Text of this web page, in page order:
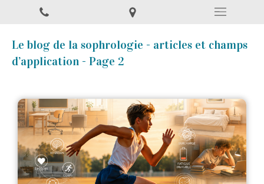
Le blog de la sophrologie - articles et champs
d’application - Page 2